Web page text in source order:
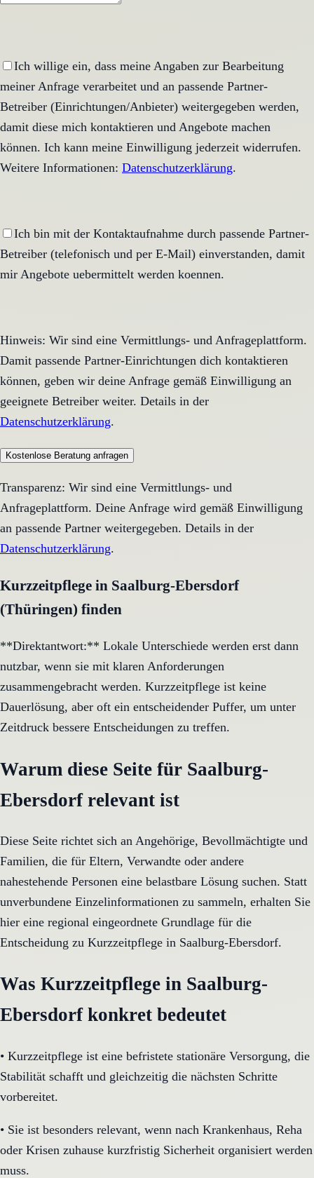
Ich willige ein, dass meine Angaben zur Bearbeitung
meiner Anfrage verarbeitet und an passende Partner-
Betreiber (Einrichtungen/Anbieter) weitergegeben werden,
damit diese mich kontaktieren und Angebote machen
können. Ich kann meine Einwilligung jederzeit widerrufen.
Weitere Informationen: Datenschutzerklärung.
Ich bin mit der Kontaktaufnahme durch passende Partner-
Betreiber (telefonisch und per E-Mail) einverstanden, damit
mir Angebote uebermittelt werden koennen.
Hinweis: Wir sind eine Vermittlungs- und Anfrageplattform.
Damit passende Partner-Einrichtungen dich kontaktieren
können, geben wir deine Anfrage gemäß Einwilligung an
geeignete Betreiber weiter. Details in der
Datenschutzerklärung.
Kostenlose Beratung anfragen
Transparenz: Wir sind eine Vermittlungs- und
Anfrageplattform. Deine Anfrage wird gemäß Einwilligung
an passende Partner weitergegeben. Details in der
Datenschutzerklärung.
Kurzzeitpflege in Saalburg-Ebersdorf
(Thüringen) finden
**Direktantwort:** Lokale Unterschiede werden erst dann
nutzbar, wenn sie mit klaren Anforderungen
zusammengebracht werden. Kurzzeitpflege ist keine
Dauerlösung, aber oft ein entscheidender Puffer, um unter
Zeitdruck bessere Entscheidungen zu treffen.
Warum diese Seite für Saalburg-
Ebersdorf relevant ist
Diese Seite richtet sich an Angehörige, Bevollmächtigte und
Familien, die für Eltern, Verwandte oder andere
nahestehende Personen eine belastbare Lösung suchen. Statt
unverbundene Einzelinformationen zu sammeln, erhalten Sie
hier eine regional eingeordnete Grundlage für die
Entscheidung zu Kurzzeitpflege in Saalburg-Ebersdorf.
Was Kurzzeitpflege in Saalburg-
Ebersdorf konkret bedeutet
• Kurzzeitpflege ist eine befristete stationäre Versorgung, die
Stabilität schafft und gleichzeitig die nächsten Schritte
vorbereitet.
• Sie ist besonders relevant, wenn nach Krankenhaus, Reha
oder Krisen zuhause kurzfristig Sicherheit organisiert werden
muss.